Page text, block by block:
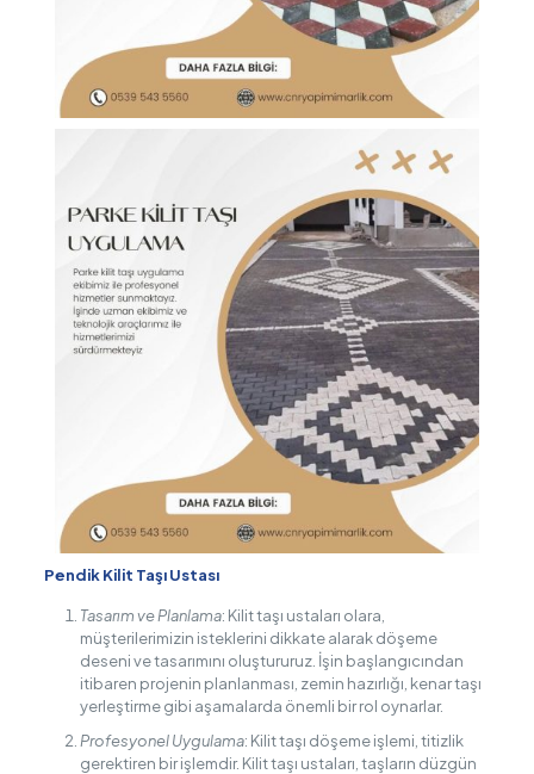
Pendik Kilit Taşı Ustası
Tasarım ve Planlama: Kilit taşı ustaları olara,
müşterilerimizin isteklerini dikkate alarak döşeme
deseni ve tasarımını oluştururuz. İşin başlangıcından
itibaren projenin planlanması, zemin hazırlığı, kenar taşı
yerleştirme gibi aşamalarda önemli bir rol oynarlar.
Profesyonel Uygulama: Kilit taşı döşeme işlemi, titizlik
gerektiren bir işlemdir. Kilit taşı ustaları, taşların düzgün